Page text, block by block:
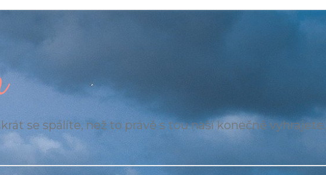
se spálíte, než to právě s tou naší konečně vyhrajete.